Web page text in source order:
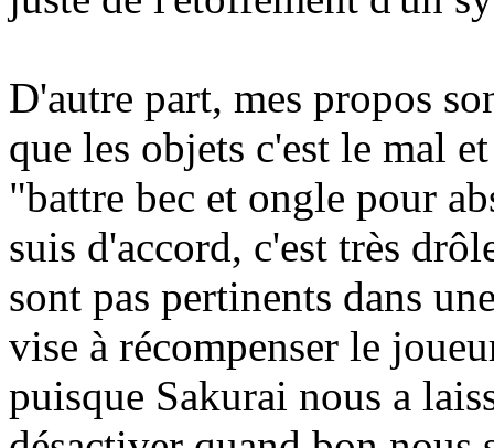
D'autre part, mes propos
que les objets c'est le mal
"battre bec et ongle pour
suis d'accord, c'est très
sont pas pertinents dans
vise à récompenser le
puisque Sakurai nous a